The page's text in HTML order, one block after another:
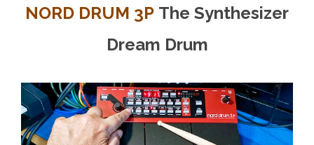
NORD DRUM 3P The Synthesizer
Dream Drum